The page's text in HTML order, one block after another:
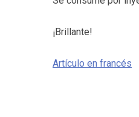
¡Brillante!
Artículo en francés